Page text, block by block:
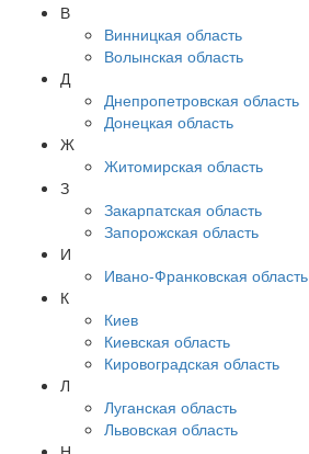
В
Винницкая область
Волынская область
Д
Днепропетровская область
Донецкая область
Ж
Житомирская область
З
Закарпатская область
Запорожская область
И
Ивано-Франковская область
К
Киев
Киевская область
Кировоградская область
Л
Луганская область
Львовская область